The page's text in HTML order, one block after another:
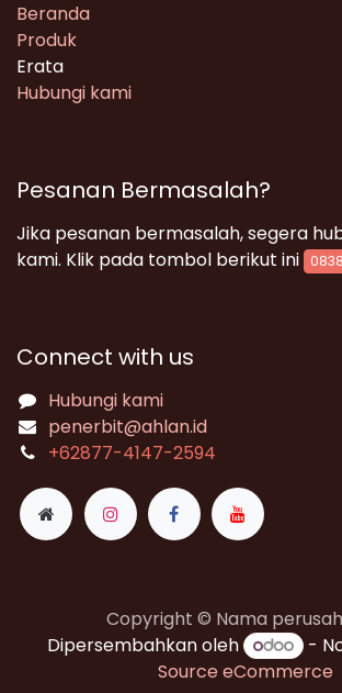
Beranda
Produk
Erata
Hubungi kami
Pesanan Bermasalah?
Jika pesanan bermasalah, segera
kami. Klik pada tombol berikut ini
Connect with us
Hubungi kami
penerbit@ahlan.id
+62877-4147-2594
Copyright © Nama
Dipersembahkan oleh
-
Source eCommerce